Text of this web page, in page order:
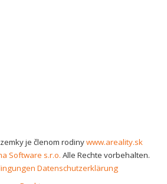
je členom rodinywww.areality.sk
Software s.r.o. Alle Rechte vorbehalten.
Datenschutzerklärung